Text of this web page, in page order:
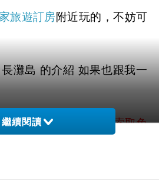
旅遊訂房附近玩的，不妨可
灘島 的介紹 如果也跟我一
的小朋友，
點我進入索取免
↓↓↓
繼續閱讀